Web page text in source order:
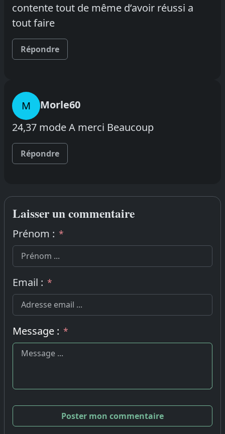
contente tout de même d’avoir réussi a
tout faire
Répondre
M
Morle60
24,37 mode A merci Beaucoup
Répondre
Laisser un commentaire
Prénom : *
Email : *
Message : *